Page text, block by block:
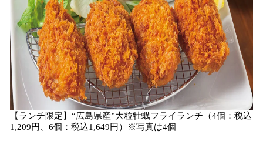
【ランチ限定】“広島県産”大粒牡蠣フライランチ（4個：税込
1,209円、6個：税込1,649円）※写真は4個